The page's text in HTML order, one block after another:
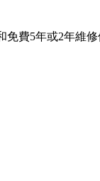
費5年或2年維修